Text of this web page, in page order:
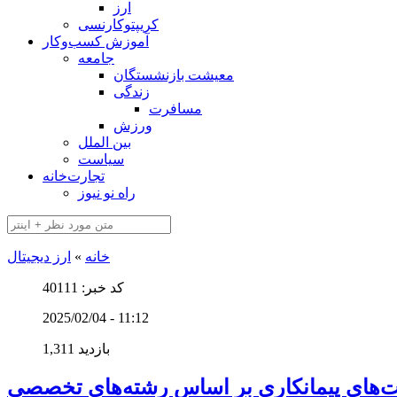
ارز
کریپتوکارنسی
آموزش کسب‌وکار
جامعه
معیشت بازنشستگان
زندگی
مسافرت
ورزش
بین الملل
سیاست
تجارت‌خانه
راه نو نیوز
خانه » ارز دیجیتال
کد خبر: 40111
2025/02/04 - 11:12
1,311 بازدید
پیمانکاری بر اساس رشته‌های تخصصی